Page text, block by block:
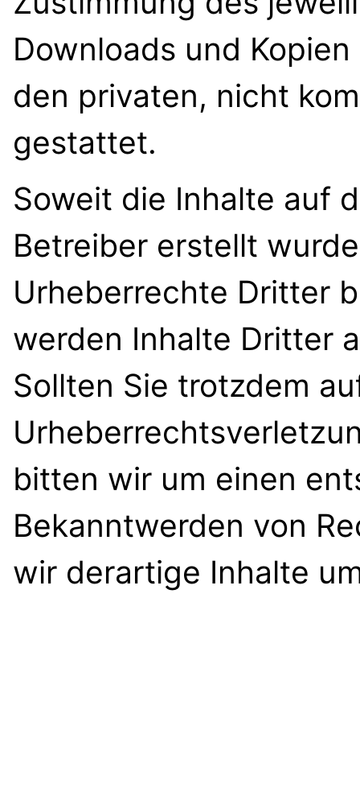
Downloads und
den privaten, nicht
gestattet.
Soweit die Inhalte auf
Betreiber erstellt
Urheberrechte Dritter
werden Inhalte Dritter
Sollten Sie trotzdem
bitten wir um einen
Bekanntwerden von
wir derartige Inhalte